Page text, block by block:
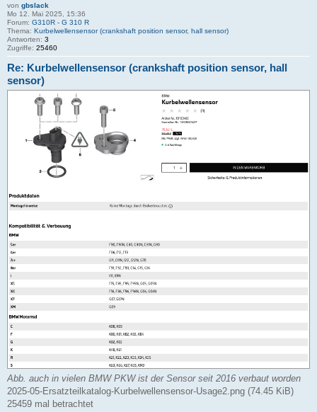
von gbslack
Mo 12. Mai 2025, 15:36
Forum: G310R - G 310 R
Thema: Kurbelwellensensor (crankshaft position sensor, hall sensor)
Antworten: 3
Zugriffe: 25460
Re: Kurbelwellensensor (crankshaft position sensor, hall
sensor)
Abb. auch in vielen BMW PKW ist der Sensor seit 2016 verbaut worden
2025-05-Ersatzteilkatalog-Kurbelwellensensor-Usage2.png (74.45 KiB)
25459 mal betrachtet